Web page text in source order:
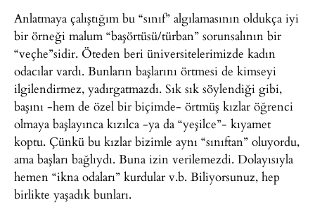
Anlatmaya çalıştığım bu “sınıf” algılamasının oldukça iyi
bir örneği malum “başörtüsü/türban” sorunsalının bir
“veçhe”sidir. Öteden beri üniversitelerimizde kadın
odacılar vardı. Bunların başlarını örtmesi de kimseyi
ilgilendirmez, yadırgatmazdı. Sık sık söylendiği gibi,
başını -hem de özel bir biçimde- örtmüş kızlar öğrenci
olmaya başlayınca kızılca -ya da “yeşilce”- kıyamet
koptu. Çünkü bu kızlar bizimle aynı “sınıftan” oluyordu,
ama başları bağlıydı. Buna izin verilemezdi. Dolayısıyla
hemen “ikna odaları” kurdular v.b. Biliyorsunuz, hep
birlikte yaşadık bunları.